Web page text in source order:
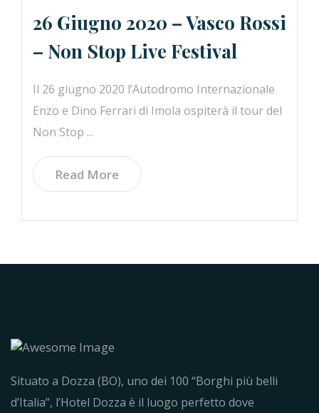
26 Giugno 2020 – Vasco Rossi
– Non Stop Live Festival
Il 26 giugno 2020 l’Autodromo Internazionale
Enzo e Dino Ferrari di Imola ospiterà il tour del
Non Stop ...
Read More
Situato a Dozza (BO), uno dei 100 “Borghi più belli
d’Italia”, l’Hotel Dozza è il luogo perfetto dove